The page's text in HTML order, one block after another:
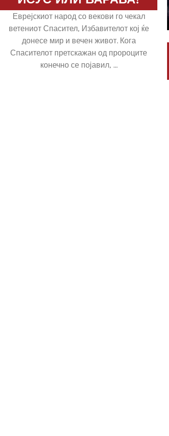
Еврејскиот народ со векови го чекал
ветениот Спасител, Избавителот кој ќе
донесе мир и вечен живот. Кога
Спасителот претскажан од пророците
конечно се појавил, ...